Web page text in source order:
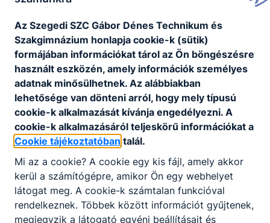
Az Szegedi SZC Gábor Dénes Technikum és
Szakgimnázium honlapja cookie-k (sütik)
formájában információkat tárol az Ön böngészésre
használt eszközén, amely információk személyes
adatnak minősülhetnek. Az alábbiakban
lehetősége van dönteni arról, hogy mely típusú
cookie-k alkalmazását kívánja engedélyezni. A
cookie-k alkalmazásáról teljeskörű információkat a
Cookie tájékoztatóban talál.
Mi az a cookie? A cookie egy kis fájl, amely akkor
kerül a számítógépre, amikor Ön egy webhelyet
látogat meg. A cookie-k számtalan funkcióval
rendelkeznek. Többek között információt gyűjtenek,
megjegyzik a látogató egyéni beállításait és